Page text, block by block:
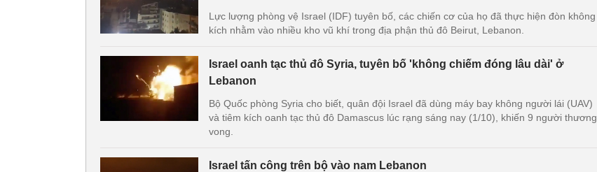
Lực lượng phòng vệ Israel (IDF) tuyên bố, các chiến cơ của họ đã thực hiện đòn không
kích nhằm vào nhiều kho vũ khí trong địa phận thủ đô Beirut, Lebanon.
Israel oanh tạc thủ đô Syria, tuyên bố 'không chiếm đóng lâu dài' ở
Lebanon
Bộ Quốc phòng Syria cho biết, quân đội Israel đã dùng máy bay không người lái (UAV)
và tiêm kích oanh tạc thủ đô Damascus lúc rạng sáng nay (1/10), khiến 9 người thương
vong.
Israel tấn công trên bộ vào nam Lebanon